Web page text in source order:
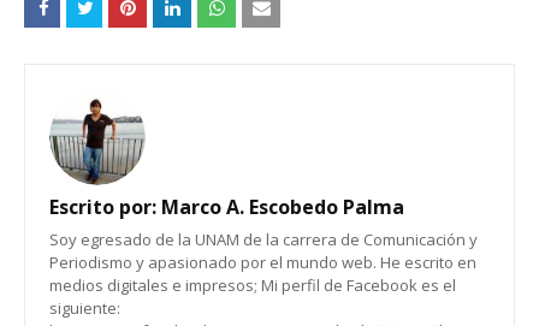
Escrito por: Marco A. Escobedo Palma
Soy egresado de la UNAM de la carrera de Comunicación y
Periodismo y apasionado por el mundo web. He escrito en
medios digitales e impresos; Mi perfil de Facebook es el
siguiente: